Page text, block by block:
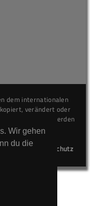
Wir gehen
du die
dem internationalen
verändert oder
Verstöße werden
Datenschutz